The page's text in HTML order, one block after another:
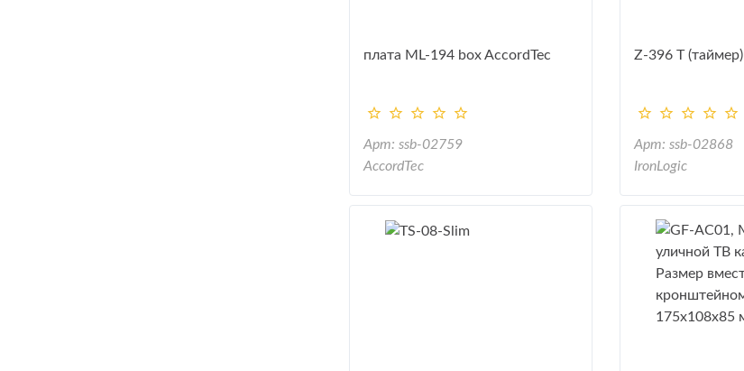
плата ML-194 box AccordTec
Арт: ssb-02759
AccordTec
Z-396 T (таймер)
Арт: ssb-02868
IronLogic